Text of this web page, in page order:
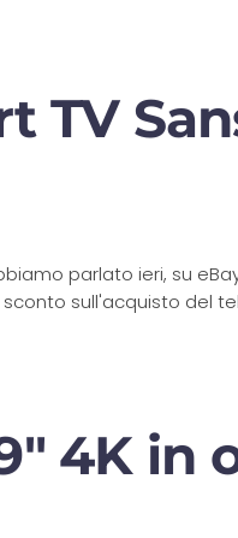
TV
parlato ieri, su
sull'acquisto del
4K